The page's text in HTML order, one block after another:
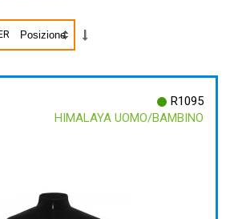
R1095
HIMALAYA UOMO/BAMBINO